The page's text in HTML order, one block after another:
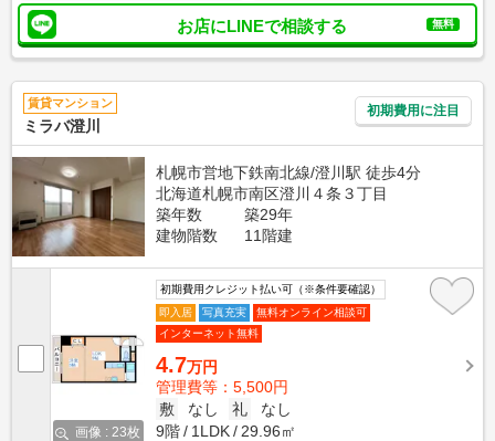
お店にLINEで相談する 無料
賃貸マンション
ミラバ澄川
初期費用に注目
札幌市営地下鉄南北線/澄川駅 徒歩4分
北海道札幌市南区澄川４条３丁目
築年数
築29年
建物階数
11階建
画像 : 23枚
初期費用クレジット払い可（※条件要確認）
即入居
写真充実
無料オンライン相談可
インターネット無料
4.7万円
管理費等：5,500円
敷
なし 礼
なし
9階
1LDK 29.96㎡